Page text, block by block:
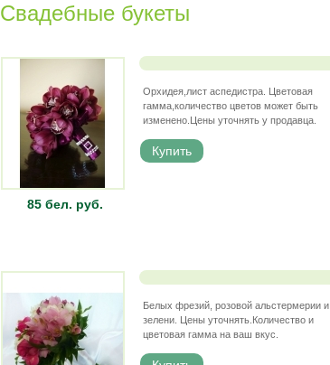
Свадебные букеты
Орхидея,лист аспедистра. Цветовая
гамма,количество цветов может быть
изменено.Цены уточнять у продавца.
85 бел. руб.
Белых фрезий, розовой альстермерии и
зелени. Цены уточнять.Количество и
цветовая гамма на ваш вкус.